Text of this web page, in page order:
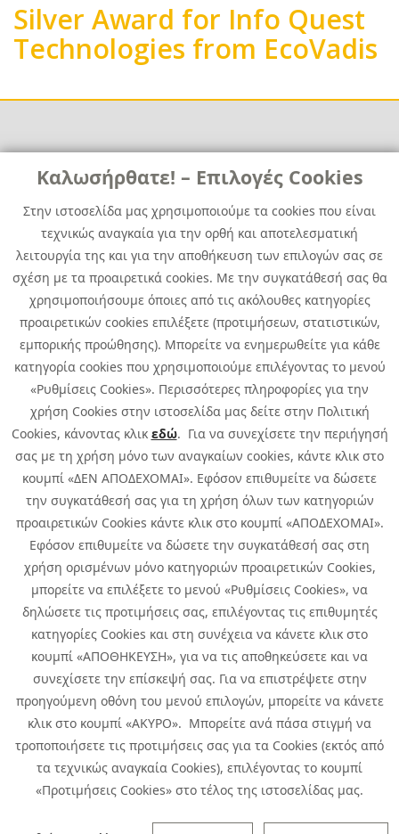
Καλωσήρθατε! – Επιλογές Cookies
Στην ιστοσελίδα μας χρησιμοποιούμε τα cookies που είναι
τεχνικώς αναγκαία για την ορθή και αποτελεσματική
λειτουργία της και για την αποθήκευση των επιλογών σας σε
σχέση με τα προαιρετικά cookies. Με την συγκατάθεσή σας θα
χρησιμοποιήσουμε όποιες από τις ακόλουθες κατηγορίες
προαιρετικών cookies επιλέξετε (προτιμήσεων, στατιστικών,
εμπορικής προώθησης). Μπορείτε να ενημερωθείτε για κάθε
κατηγορία cookies που χρησιμοποιούμε επιλέγοντας το μενού
«Ρυθμίσεις Cookies». Περισσότερες πληροφορίες για την
χρήση Cookies στην ιστοσελίδα μας δείτε στην Πολιτική
Cookies, κάνοντας κλικ εδώ. Για να συνεχίσετε την περιήγησή
σας με τη χρήση μόνο των αναγκαίων cookies, κάντε κλικ στο
κουμπί «ΔΕΝ ΑΠΟΔΕΧΟΜΑΙ». Εφόσον επιθυμείτε να δώσετε
την συγκατάθεσή σας για τη χρήση όλων των κατηγοριών
προαιρετικών Cookies κάντε κλικ στο κουμπί «ΑΠΟΔΕΧΟΜΑΙ».
Εφόσον επιθυμείτε να δώσετε την συγκατάθεσή σας στη
χρήση ορισμένων μόνο κατηγοριών προαιρετικών Cookies,
μπορείτε να επιλέξετε το μενού «Ρυθμίσεις Cookies», να
δηλώσετε τις προτιμήσεις σας, επιλέγοντας τις επιθυμητές
κατηγορίες Cookies και στη συνέχεια να κάνετε κλικ στο
κουμπί «ΑΠΟΘΗΚΕΥΣΗ», για να τις αποθηκεύσετε και να
συνεχίσετε την επίσκεψή σας. Για να επιστρέψετε στην
προηγούμενη οθόνη του μενού επιλογών, μπορείτε να κάνετε
κλικ στο κουμπί «ΑΚΥΡΟ». Μπορείτε ανά πάσα στιγμή να
τροποποιήσετε τις προτιμήσεις σας για τα Cookies (εκτός από
τα τεχνικώς αναγκαία Cookies), επιλέγοντας το κουμπί
«Προτιμήσεις Cookies» στο τέλος της ιστοσελίδας μας.
Silver Award for Info Quest
Technologies from EcoVadis
Χρήσιμα
News
Media Kit
Career
Quest Group
Copyright © 2026 Infoquest.gr All Rights Reserved.
Cookies Policy Cookies Preferences |
Privacy Policy: To learn more about the processing of personal data